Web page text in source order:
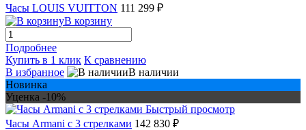
Часы LOUIS VUITTON 111 299 ₽
В корзину
Подробнее
Купить в 1 клик К сравнению
В избранное
В наличии
Новинка
Уценка -10%
Быстрый просмотр
Часы Armani с 3 стрелками 142 830 ₽